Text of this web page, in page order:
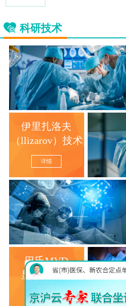
科研技术
伊里扎洛夫
（llizarov）技术
详情
巴氏MVD
显微分离术
详情